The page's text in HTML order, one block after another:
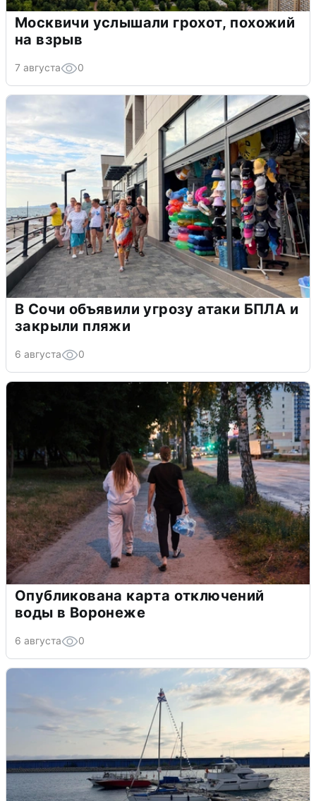
Москвичи услышали грохот, похожий
на взрыв
7 августа 0
В Сочи объявили угрозу атаки БПЛА и
закрыли пляжи
6 августа 0
Опубликована карта отключений
воды в Воронеже
6 августа 0